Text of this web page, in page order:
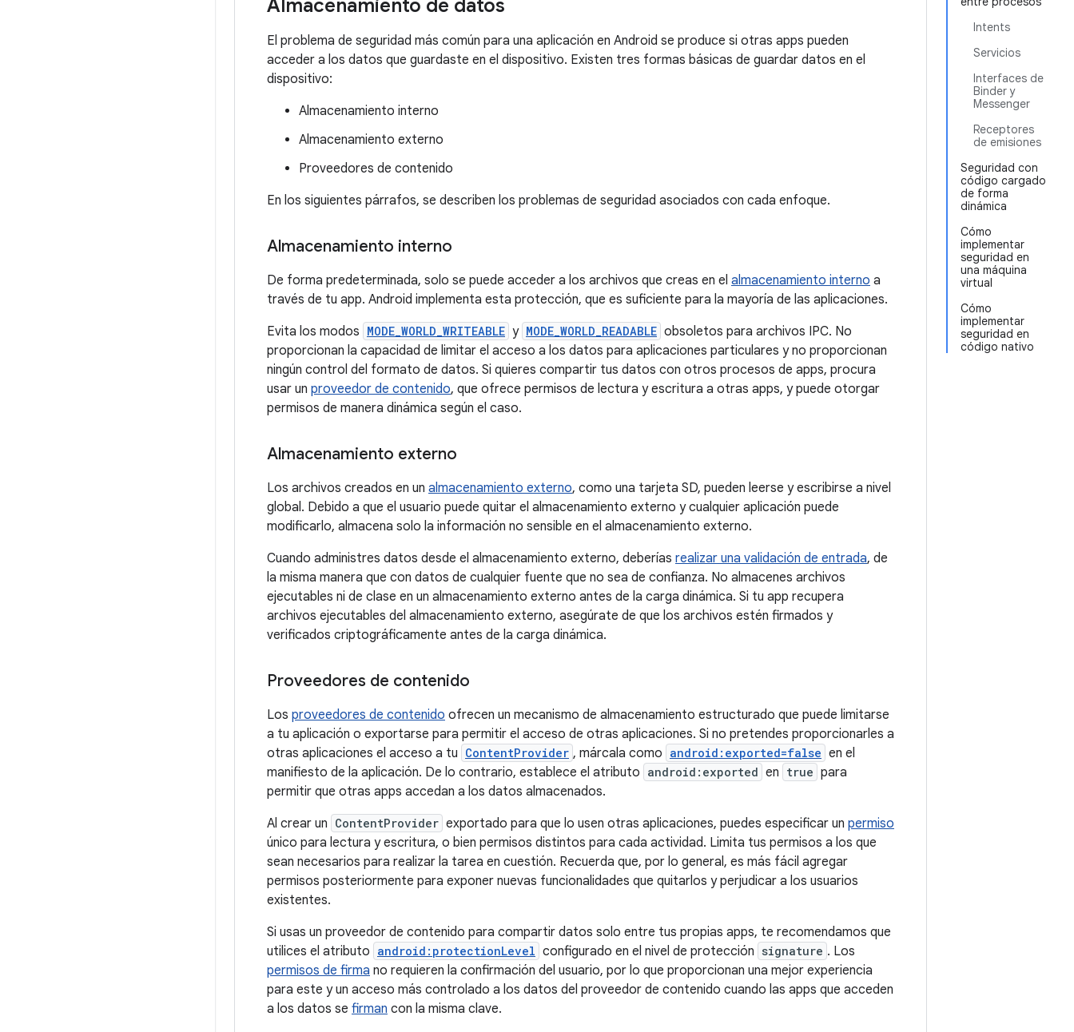
Intents
Servicios
Interfaces de
Binder y
Messenger
Receptores
de emisiones
Seguridad con
código cargado
de forma
dinámica
Cómo
implementar
seguridad en
una máquina
virtual
Cómo
implementar
seguridad en
código nativo
Almacenamiento de datos
El problema de seguridad más común para una aplicación en Android se produce si otras apps pueden
acceder a los datos que guardaste en el dispositivo. Existen tres formas básicas de guardar datos en el
dispositivo:
Almacenamiento interno
Almacenamiento externo
Proveedores de contenido
En los siguientes párrafos, se describen los problemas de seguridad asociados con cada enfoque.
Almacenamiento interno
De forma predeterminada, solo se puede acceder a los archivos que creas en el almacenamiento interno a
través de tu app. Android implementa esta protección, que es suficiente para la mayoría de las aplicaciones.
Evita los modos MODE_WORLD_WRITEABLE y MODE_WORLD_READABLE obsoletos para archivos IPC. No
proporcionan la capacidad de limitar el acceso a los datos para aplicaciones particulares y no proporcionan
ningún control del formato de datos. Si quieres compartir tus datos con otros procesos de apps, procura
usar un proveedor de contenido, que ofrece permisos de lectura y escritura a otras apps, y puede otorgar
permisos de manera dinámica según el caso.
Almacenamiento externo
Los archivos creados en un almacenamiento externo, como una tarjeta SD, pueden leerse y escribirse a nivel
global. Debido a que el usuario puede quitar el almacenamiento externo y cualquier aplicación puede
modificarlo, almacena solo la información no sensible en el almacenamiento externo.
Cuando administres datos desde el almacenamiento externo, deberías realizar una validación de entrada, de
la misma manera que con datos de cualquier fuente que no sea de confianza. No almacenes archivos
ejecutables ni de clase en un almacenamiento externo antes de la carga dinámica. Si tu app recupera
archivos ejecutables del almacenamiento externo, asegúrate de que los archivos estén firmados y
verificados criptográficamente antes de la carga dinámica.
Proveedores de contenido
Los proveedores de contenido ofrecen un mecanismo de almacenamiento estructurado que puede limitarse
a tu aplicación o exportarse para permitir el acceso de otras aplicaciones. Si no pretendes proporcionarles a
otras aplicaciones el acceso a tu ContentProvider , márcala como android:exported=false en el
manifiesto de la aplicación. De lo contrario, establece el atributo android:exported en true para
permitir que otras apps accedan a los datos almacenados.
Al crear un ContentProvider exportado para que lo usen otras aplicaciones, puedes especificar un permiso
único para lectura y escritura, o bien permisos distintos para cada actividad. Limita tus permisos a los que
sean necesarios para realizar la tarea en cuestión. Recuerda que, por lo general, es más fácil agregar
permisos posteriormente para exponer nuevas funcionalidades que quitarlos y perjudicar a los usuarios
existentes.
Si usas un proveedor de contenido para compartir datos solo entre tus propias apps, te recomendamos que
utilices el atributo android:protectionLevel configurado en el nivel de protección signature . Los
permisos de firma no requieren la confirmación del usuario, por lo que proporcionan una mejor experiencia
para este y un acceso más controlado a los datos del proveedor de contenido cuando las apps que acceden
a los datos se firman con la misma clave.